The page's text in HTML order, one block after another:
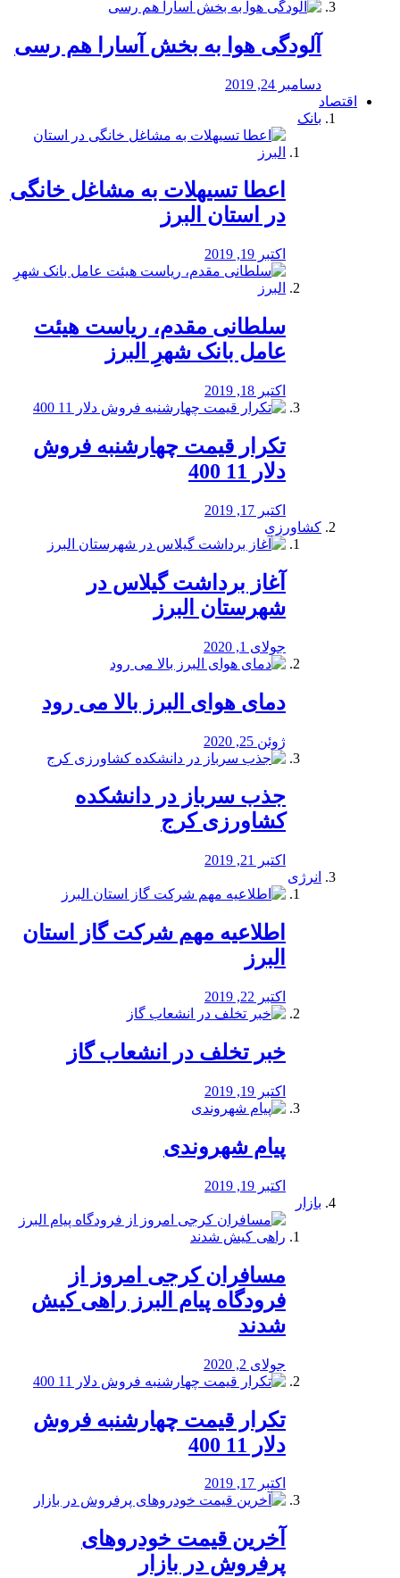
آلودگی هوا به بخش آسارا هم رسی
دسامبر 24, 2019
اقتصاد
بانک
️اعطا تسیهلات به مشاغل خانگی
در استان البرز
اکتبر 19, 2019
سلطانی مقدم، ریاست هیئت
عامل بانک شهرِ البرز
اکتبر 18, 2019
تکرار قیمت چهارشنبه فروش
دلار 11 400
اکتبر 17, 2019
کشاورزی
آغاز برداشت گیلاس در
شهرستان البرز
جولای 1, 2020
دمای هوای البرز بالا می رود
ژوئن 25, 2020
جذب سرباز در دانشکده
کشاورزی کرج
اکتبر 21, 2019
انرژی
️اطلاعیه مهم شرکت گاز استان
البرز
اکتبر 22, 2019
خبر تخلف در انشعاب گاز
اکتبر 19, 2019
پیام شهروندی
اکتبر 19, 2019
بازار
مسافران کرجی امروز از
فرودگاه پیام البرز راهی کیش
شدند
جولای 2, 2020
تکرار قیمت چهارشنبه فروش
دلار 11 400
اکتبر 17, 2019
آخرین قیمت خودرو‌های
پرفروش در بازار